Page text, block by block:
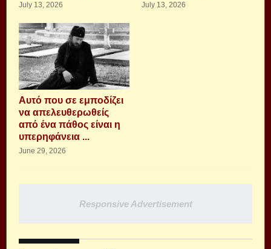
July 13, 2026 July 13, 2026
Αυτό που σε εμποδίζει
να απελευθερωθείς
από ένα πάθος είναι η
υπερηφάνεια ...
June 29, 2026
Responsive Advertisement